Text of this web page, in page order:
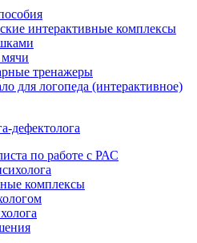
интерактивные комплексы
тренажеры
для логопеда (интерактивное)
дефектолога
по работе с РАС
комплексы